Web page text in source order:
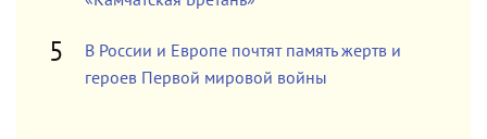
В России и Европе почтят память жертв и
героев Первой мировой войны